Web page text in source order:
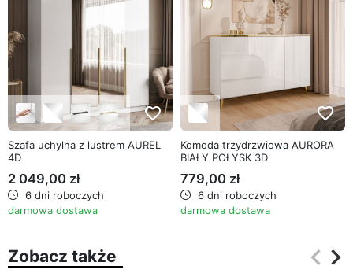
favorite_border
Szafa uchylna z lustrem AUREL
4D
2 049,00 zł
6 dni roboczych
darmowa dostawa
favorite_border
Komoda trzydrzwiowa AURORA
BIAŁY POŁYSK 3D
779,00 zł
6 dni roboczych
darmowa dostawa
Zobacz także keyboard_arrow_left
keyboard_arrow_right